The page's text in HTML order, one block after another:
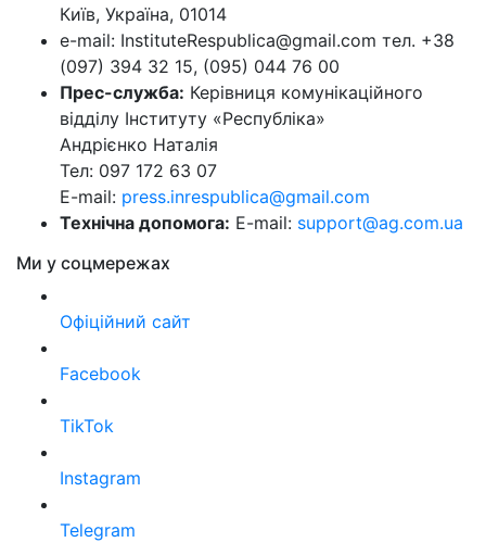
Київ, Україна, 01014
e-mail: InstituteRespublica@gmail.com тел. +38
(097) 394 32 15, (095) 044 76 00
Прес-служба: Керівниця комунікаційного
відділу Інституту «Республіка»
Андрієнко Наталія
Тел: 097 172 63 07
E-mail: press.inrespublica@gmail.com
Технічна допомога: E-mail: support@ag.com.ua
Ми у соцмережах
Офіційний сайт
Facebook
TikTok
Instagram
Telegram